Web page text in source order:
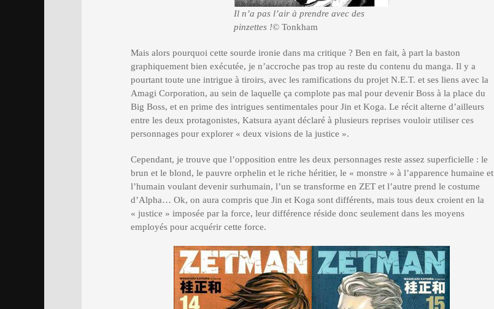
Il n’a pas l’air à prendre avec des
pinzettes !© Tonkham
Mais alors pourquoi cette sourde ironie dans ma critique ? Ben en fait, à part la baston
graphiquement bien exécutée, je n’accroche pas trop au reste du contenu du manga. Il y a
pourtant toute une intrigue à tiroirs, avec les ramifications du projet N.E.T. et ses liens avec la
Amagi Corporation, au sein de laquelle ça complote pas mal pour devenir Boss à la place du
Big Boss, et en prime des intrigues sentimentales pour Jin et Koga. Le récit alterne d’ailleurs
entre les deux protagonistes, Katsura ayant déclaré à plusieurs reprises vouloir utiliser ces
personnages pour explorer « deux visions de la justice ».
Cependant, je trouve que l’opposition entre les deux personnages reste assez superficielle : le
brun et le blond, le pauvre orphelin et le riche héritier, le « monstre » à l’apparence humaine et
l’humain voulant devenir surhumain, l’un se transforme en ZET et l’autre prend le costume
d’Alpha… Ok, on aura compris que Jin et Koga sont différents, mais tous deux croient en la
« justice » imposée par la force, leur différence réside donc seulement dans les moyens
employés pour acquérir cette force.